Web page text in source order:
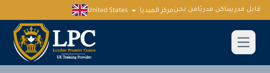
قابل مدربيناكن مدربًامن نحنمركز الميديا United States